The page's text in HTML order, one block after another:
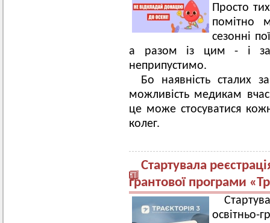
Просто
помітно
сезонні
а разом із цим - і
неприпустимо.
Бо наявність сталих
можливість медикам
це може стосуватися
колег.
Стартувала
грантової програми